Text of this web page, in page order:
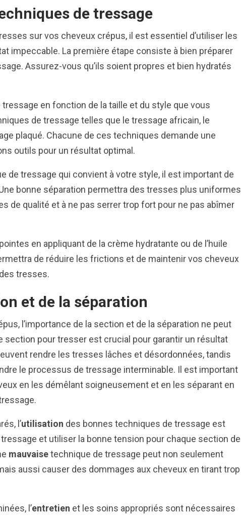
de tressage
sur vos cheveux crépus, il est essentiel d’utiliser les
impeccable. La première étape consiste à bien préparer
Assurez-vous qu’ils soient propres et bien hydratés
en fonction de la taille et du style que vous
de tressage telles que le tressage africain, le
plaqué. Chacune de ces techniques demande une
outils pour un résultat optimal.
de tressage qui convient à votre style, il est important de
bonne séparation permettra des tresses plus uniformes
de qualité et à ne pas serrer trop fort pour ne pas abîmer
en appliquant de la crème hydratante ou de l’huile
de réduire les frictions et de maintenir vos cheveux
tresses.
et de la séparation
l’importance de la section et de la séparation ne peut
section pour tresser est crucial pour garantir un résultat
rendre les tresses lâches et désordonnées, tandis
le processus de tressage interminable. Il est important
en les démêlant soigneusement et en les séparant en
l’utilisation des bonnes techniques de tressage est
et utiliser la bonne tension pour chaque section de
mauvaisetechnique de tressage peut non seulement
aussi causer des dommages aux cheveux en tirant trop
l’entretien et les soins appropriés sont nécessaires